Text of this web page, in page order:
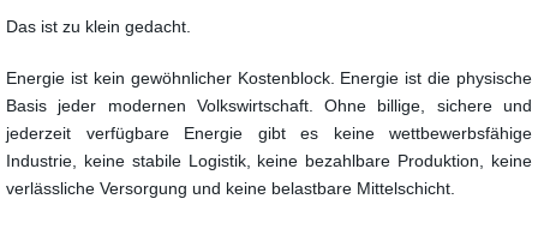
Das ist zu klein gedacht.
Energie ist kein gewöhnlicher Kostenblock. Energie ist die physische
Basis jeder modernen Volkswirtschaft. Ohne billige, sichere und
jederzeit verfügbare Energie gibt es keine wettbewerbsfähige
Industrie, keine stabile Logistik, keine bezahlbare Produktion, keine
verlässliche Versorgung und keine belastbare Mittelschicht.